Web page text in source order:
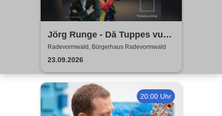
Jörg Runge - Dä Tuppes vum
Land
Radevormwald, Bürgerhaus Radevormwald
23.09.2026
20:00 Uhr